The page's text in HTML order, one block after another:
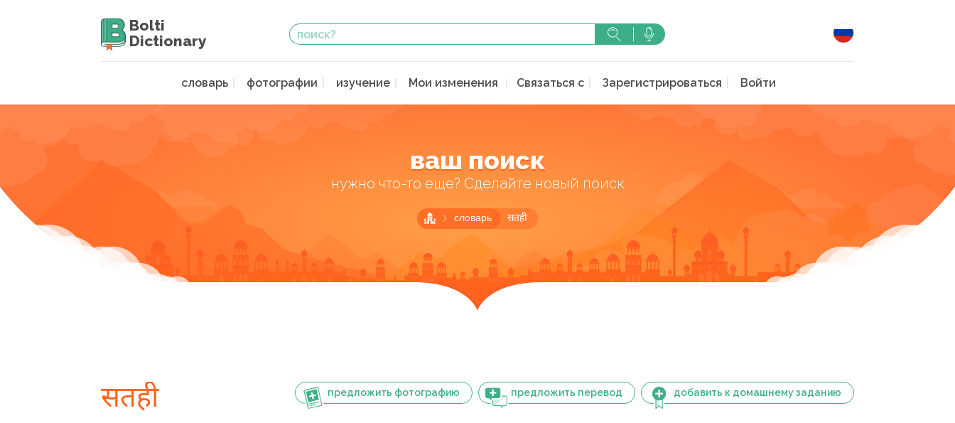
Bolti
Dictionary
словарь фотографии изучение Мои изменения Связаться с Зарегистрироваться Войти
ваш поиск
нужно что-то еще? Сделайте новый поиск
словарь सतही
предложить фотографию предложить перевод добавить к домашнему заданию
सतही